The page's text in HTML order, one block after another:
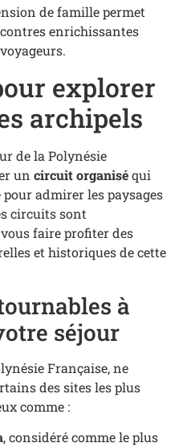
de famille permet
enrichissantes
explorer
archipels
de la Polynésie
un circuit organiséqui
admirer les paysages
circuits sont
faire profiter des
et historiques de cette
à
séjour
Française, ne
des sites les plus
comme :
, considéré comme le plus